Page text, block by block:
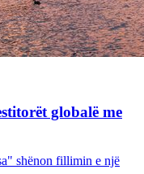
globalë me
shënon fillimin e një